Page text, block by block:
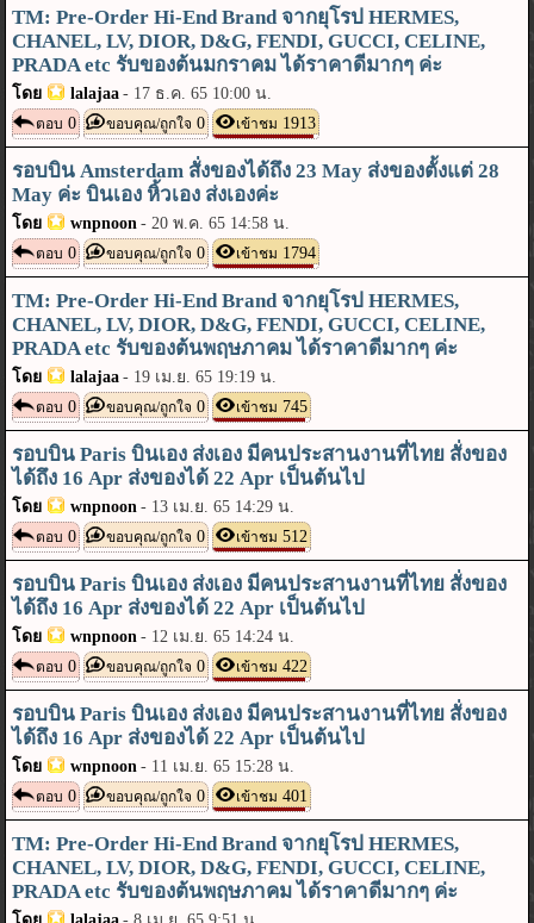
TM: Pre-Order Hi-End Brand จากยุโรป HERMES,
CHANEL, LV, DIOR, D&G, FENDI, GUCCI, CELINE,
PRADA etc รับของต้นมกราคม ได้ราคาดีมากๆ ค่ะ
โดย lalajaa - 17 ธ.ค. 65 10:00 น.
ตอบ 0 ขอบคุณ/ถูกใจ 0 เข้าชม 1913
รอบบิน Amsterdam สั่งของได้ถึง 23 May ส่งของตั้งแต่ 28
May ค่ะ บินเอง หิ้วเอง ส่งเองค่ะ
โดย wnpnoon -20 พ.ค. 65 14:58 น.
ตอบ 0 ขอบคุณ/ถูกใจ 0 เข้าชม 1794
TM: Pre-Order Hi-End Brand จากยุโรป HERMES,
CHANEL, LV, DIOR, D&G, FENDI, GUCCI, CELINE,
PRADA etc รับของต้นพฤษภาคม ได้ราคาดีมากๆ ค่ะ
โดย lalajaa - 19 เม.ย. 65 19:19 น.
ตอบ 0 ขอบคุณ/ถูกใจ 0 เข้าชม 745
รอบบิน Paris บินเอง ส่งเอง มีคนประสานงานที่ไทย สั่งของ
ได้ถึง 16 Apr ส่งของได้ 22 Apr เป็นต้นไป
โดย wnpnoon - 13 เม.ย. 65 14:29 น.
ตอบ 0 ขอบคุณ/ถูกใจ 0 เข้าชม 512
รอบบิน Paris บินเอง ส่งเอง มีคนประสานงานที่ไทย สั่งของ
ได้ถึง 16 Apr ส่งของได้ 22 Apr เป็นต้นไป
โดย wnpnoon - 12 เม.ย. 65 14:24 น.
ตอบ 0 ขอบคุณ/ถูกใจ 0 เข้าชม 422
รอบบิน Paris บินเอง ส่งเอง มีคนประสานงานที่ไทย สั่งของ
ได้ถึง 16 Apr ส่งของได้ 22 Apr เป็นต้นไป
โดย wnpnoon - 11 เม.ย. 65 15:28 น.
ตอบ 0 ขอบคุณ/ถูกใจ 0 เข้าชม 401
TM: Pre-Order Hi-End Brand จากยุโรป HERMES,
CHANEL, LV, DIOR, D&G, FENDI, GUCCI, CELINE,
PRADA etc รับของต้นพฤษภาคม ได้ราคาดีมากๆ ค่ะ